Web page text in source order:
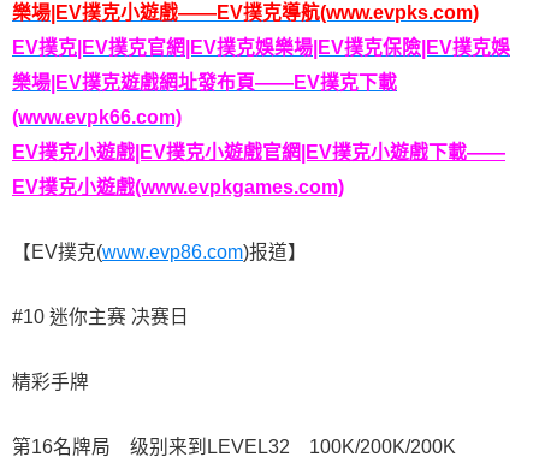
樂場|EV撲克小遊戲——EV撲克導航(www.evpks.com)
EV撲克|EV撲克官網|EV撲克娛樂場|EV撲克保險|EV撲克娛
樂場|EV撲克遊戲網址發布頁——EV撲克下載
(www.evpk66.com)
EV撲克小遊戲|EV撲克小遊戲官網|EV撲克小遊戲下載——
EV撲克小遊戲(www.evpkgames.com)
【EV撲克(www.evp86.com)报道】
#10 迷你主赛 决赛日
精彩手牌
第16名牌局 级别来到LEVEL32 100K/200K/200K